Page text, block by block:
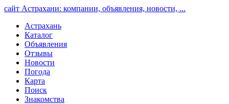
сайт Астрахани: компании, объявления, новости, ...
Астрахань
Каталог
Объявления
Отзывы
Новости
Погода
Карта
Поиск
Знакомства